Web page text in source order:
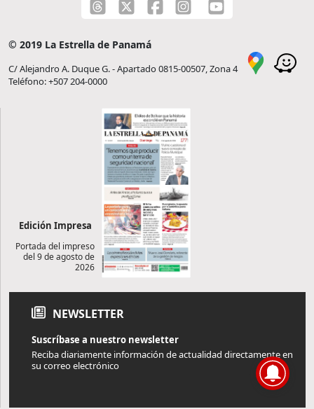
© 2019 La Estrella de Panamá
C/ Alejandro A. Duque G. - Apartado 0815-00507, Zona 4
Teléfono: +507 204-0000
Edición Impresa
Portada del impreso
del 9 de agosto de
2026
NEWSLETTER
Suscríbase a nuestro newsletter
Reciba diariamente información de actualidad directamente en
su correo electrónico